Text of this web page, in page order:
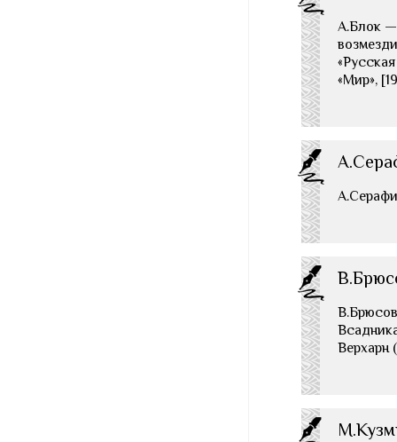
А.Блок —
«Мир»,
Верхарн